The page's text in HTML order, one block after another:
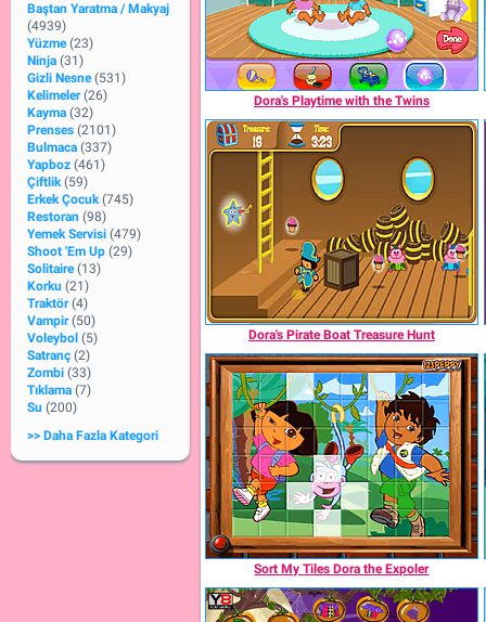
Baştan Yaratma / Makyaj
(4939)
Yüzme (23)
Ninja (31)
Gizli Nesne (531)
Kelimeler (26)
Kayma (32)
Prenses (2101)
Bulmaca (337)
Yapboz (461)
Çiftlik (59)
Erkek Çocuk (745)
Restoran (98)
Yemek Servisi (479)
Shoot 'Em Up (29)
Solitaire (13)
Korku (21)
Traktör (4)
Vampir (50)
Voleybol (5)
Satranç (2)
Zombi (33)
Tıklama (7)
Su (200)
>> Daha Fazla Kategori
Dora's Playtime with the Twins
Dora's Pirate Boat Treasure Hunt
Sort My Tiles Dora the Expoler